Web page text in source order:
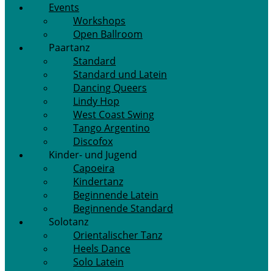
Events
Workshops
Open Ballroom
Paartanz
Standard
Standard und Latein
Dancing Queers
Lindy Hop
West Coast Swing
Tango Argentino
Discofox
Kinder- und Jugend
Capoeira
Kindertanz
Beginnende Latein
Beginnende Standard
Solotanz
Orientalischer Tanz
Heels Dance
Solo Latein